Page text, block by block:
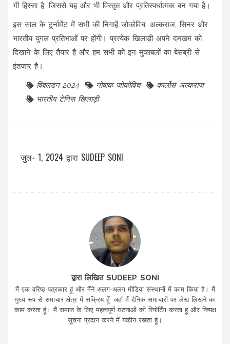
भी हिस्सा है, जिससे यह और भी विस्तृत और प्रतिस्पर्धात्मक बन गया है।
इस साल के टूर्नामेंट में सभी की निगाहें जोकोविच, अल्कराज, सिनर और
भारतीय युगल प्रतिभाओं पर होंगी। प्रत्येक खिलाड़ी अपने दमखम को
दिखाने के लिए तैयार है और हम सभी को इन मुकाबलों का बेसब्री से
इंतजार है।
विंबलडन 2024 नोवाक जोकोविच
कार्लोस अल्कराज
भारतीय टेनिस खिलाड़ी
जुल॰ 1, 2024 द्वारा SUDEEP SONI
द्वारा लिखित SUDEEP SONI
मैं एक वरिष्ठ पत्रकार हूं और मैंने अलग-अलग मीडिया संस्थानों में काम किया है। मैं
मुख्य रूप से समाचार क्षेत्र में सक्रिय हूँ, जहाँ मैं दैनिक समाचारों पर लेख लिखने का
काम करता हूं। मैं समाज के लिए महत्वपूर्ण घटनाओं की रिपोर्टिंग करता हूं और निष्पक्ष
सूचना प्रदान करने में यकीन रखता हूं।